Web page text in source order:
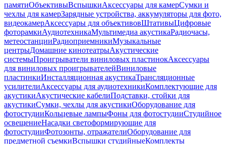
памятиОбъективыВспышкиАксессуары для камерСумки и
чехлы для камерЗарядные устройства, аккумуляторы для фото,
видеокамерАксессуары для объективовШтативыЦифровые
фоторамкиАудиотехникаМультимедиа акустикаРадиочасы,
метеостанцииРадиоприемникиМузыкальные
центрыДомашние кинотеатрыАкустические
системыПроигрыватели виниловых пластинокАксессуары
для виниловых проигрывателейВиниловые
пластинкиИнсталляционная акустикаТрансляционные
усилителиАксессуары для аудиотехникиКомплектующие для
акустикиАкустические кабелиПодставки, стойки для
акустикиСумки, чехлы для акустикиОборудование для
фотостудииКольцевые лампыФоны для фотостудииСтудийное
освещениеНасадки светоформирующие для
фотостудииФотозонты, отражателиОборудование для
предметной съемкиВспышки студийныеКомплекты